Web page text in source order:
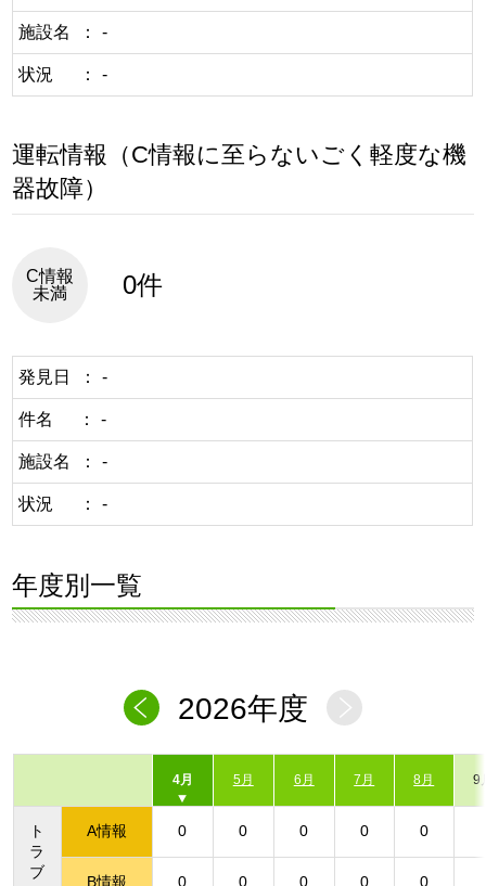
施設名 -
状況 -
運転情報（C情報に至らないごく軽度な機
器故障）
C情報
未満
0件
発見日 -
件名 -
施設名 -
状況 -
年度別一覧
2026年度
4月 5月 6月 7月 8月 9
ト
ラ
ブ
A情報 0 0 0 0 0
B情報 0 0 0 0 0